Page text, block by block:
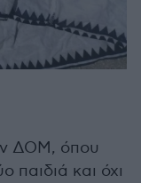
ΔΟΜ, όπου
παιδιά και όχι